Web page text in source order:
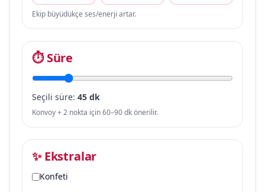
Ekip büyüdükçe ses/enerji artar.
⏱ Süre
Seçili süre: 45 dk
Konvoy + 2 nokta için 60–90 dk önerilir.
✨ Ekstralar
Konfeti